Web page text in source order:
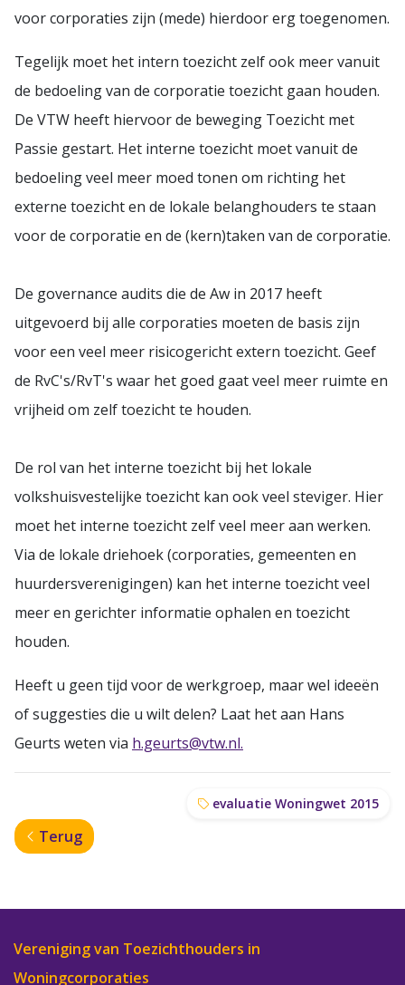
voor corporaties zijn (mede) hierdoor erg toegenomen.
Tegelijk moet het intern toezicht zelf ook meer vanuit
de bedoeling van de corporatie toezicht gaan houden.
De VTW heeft hiervoor de beweging Toezicht met
Passie gestart. Het interne toezicht moet vanuit de
bedoeling veel meer moed tonen om richting het
externe toezicht en de lokale belanghouders te staan
voor de corporatie en de (kern)taken van de corporatie.
De governance audits die de Aw in 2017 heeft
uitgevoerd bij alle corporaties moeten de basis zijn
voor een veel meer risicogericht extern toezicht. Geef
de RvC's/RvT's waar het goed gaat veel meer ruimte en
vrijheid om zelf toezicht te houden.
De rol van het interne toezicht bij het lokale
volkshuisvestelijke toezicht kan ook veel steviger. Hier
moet het interne toezicht zelf veel meer aan werken.
Via de lokale driehoek (corporaties, gemeenten en
huurdersverenigingen) kan het interne toezicht veel
meer en gerichter informatie ophalen en toezicht
houden.
Heeft u geen tijd voor de werkgroep, maar wel ideeën
of suggesties die u wilt delen? Laat het aan Hans
Geurts weten via h.geurts@vtw.nl.
evaluatie Woningwet 2015
Terug
Vereniging van Toezichthouders in
Woningcorporaties